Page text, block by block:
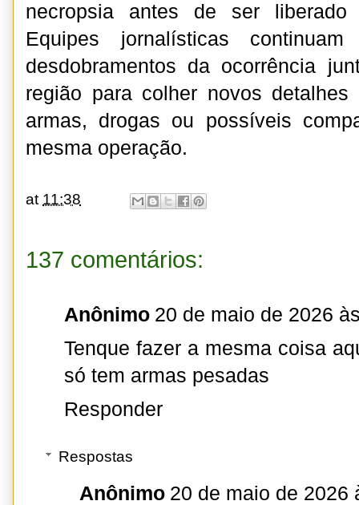
necropsia antes de ser
Equipes jornalísticas
desdobramentos da ocorrência
região para colher novos detalhes
armas, drogas ou possíveis
mesma operação.
at 11:38
137 comentários:
Anônimo 20 de maio de 2026
Tenque fazer a mesma coisa
só tem armas pesadas
Responder
Respostas
Anônimo 20 de maio de 2026